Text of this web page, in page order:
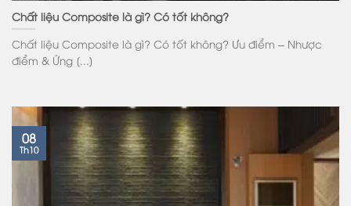
Chất liệu Composite là gì? Có tốt không?
Chất liệu Composite là gì? Có tốt không? Ưu điểm – Nhược
điểm & Ứng [...]
08
Th10